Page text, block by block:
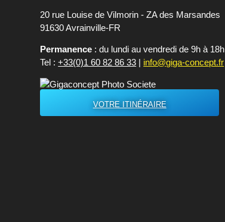
20 rue Louise de Vilmorin - ZA des Marsandes
91630 Avrainvilleㅤ-ㅤFR
Permanence : du lundi au vendredi de 9h à 18h
Tel :+33(0)1 60 82 86 33 info@giga-concept.fr
VOTRE ITINÉRAIRE